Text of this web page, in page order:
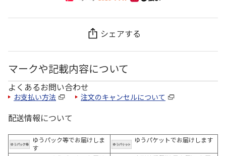
シェアする
マークや記載内容について
よくあるお問い合わせ
お支払い方法 注文のキャンセルについて
配送情報について
ゆうパック等でお届けしま
す
ゆうパケットでお届けします